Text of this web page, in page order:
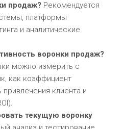
продаж? Рекомендуется
платформы
и аналитические
воронки продаж?
можно измерить с
как коэффициент
клиента и
текущую воронку